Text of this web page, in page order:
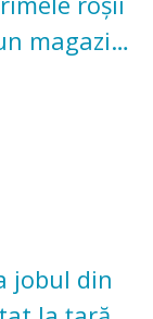
magazin
jobul din